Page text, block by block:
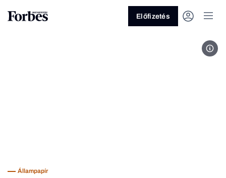
Előfizetés
Állampapír